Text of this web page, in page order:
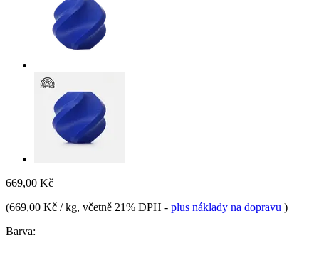
669,00 Kč
(669,00 Kč / kg, včetně 21% DPH - plus náklady na dopravu )
Barva: